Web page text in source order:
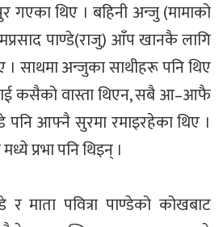
गएका थिए । बहिनी अन्जु (मामाको
पाण्डे(राजु) आँप खानकै लागि
साथमा अन्जुका साथीहरू पनि थिए
कसैको वास्ता थिएन, सबै आ–आफै
पनि आफ्नै सुरमा रमाइरहेका थिए ।
प्रभा पनि थिइन् ।
र माता पवित्रा पाण्डेको कोखबाट